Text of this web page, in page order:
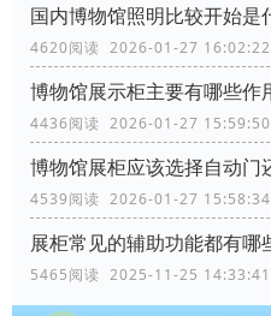
国内博物馆照明比较开始是
4620阅读 2026-01-27 16:02:22
博物馆展示柜主要有哪些作
4436阅读 2026-01-27 15:59:50
博物馆展柜应该选择自动门
4539阅读 2026-01-27 15:58:34
展柜常见的辅助功能都有哪
5465阅读 2025-11-25 14:33:41